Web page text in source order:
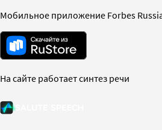
Мобильное приложение Forbes
На сайте работает синтез речи